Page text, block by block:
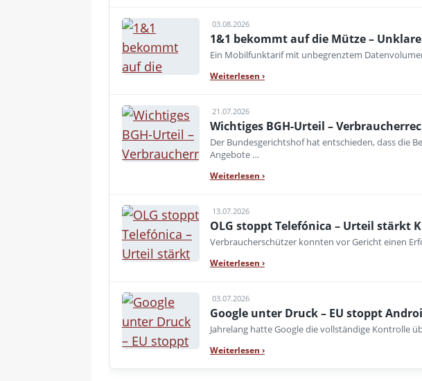
03.08.2026
1&1 bekommt auf die Mütze –
Ein Mobilfunktarif mit unbegrenztem
Weiterlesen ›
21.07.2026
Wichtiges BGH-Urteil –
Der Bundesgerichtshof hat entschieden, dass die
Angebote …
Weiterlesen ›
13.07.2026
OLG stoppt Telefónica – Urteil stärkt
Verbraucherschützer konnten vor Gericht einen
Weiterlesen ›
03.07.2026
Google unter Druck – EU stoppt
Jahrelang hatte Google die vollständige Kontrolle
Weiterlesen ›